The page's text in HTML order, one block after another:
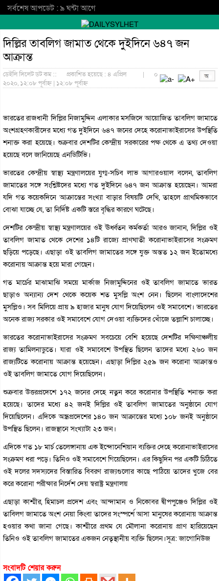
সর্বশেষ আপডেট : ৯ ঘন্টা আগে
দিল্লির তাবলিগ জামাত থেকে দুইদিনে ৬৪৭ জন
আক্রান্ত
ডেইলি সিলেট ডট কম ::
প্রকাশিত হয়েছে : ৪ এপ্রিল
২০২০, ১২:০৮ পূর্বাহ্ন | ১২:০৮ পূর্বাহ্ন
| ০
ভারতের রাজধানী দিল্লির নিজামুদ্দিন এলাকার মসজিদে আয়োজিত তাবলিগ জামাতে
অংশগ্রহণকারীদের মধ্যে গত দুইদিনে ৬৪৭ জনের দেহে করোনাভাইরাসের উপস্থিতি
শনাক্ত করা হয়েছে। শুক্রবার দেশটির কেন্দ্রীয় সরকারের পক্ষ থেকে এ তথ্য দেওয়া
হয়েছে বলে জানিয়েছে এনডিটিভি।
ভারতের কেন্দ্রীয় স্বাস্থ্য মন্ত্রণালয়ের যুগ্ম-সচিব লাভ আগারওয়াল বলেন, তাবলিগ
জামাতের সঙ্গে সংশ্লিষ্টদের মধ্যে গত দুইদিনে ৬৪৭ জন আক্রান্ত হয়েছেন। আমরা
যদি গত কয়েকদিনে আক্রান্তের সংখ্যা বাড়ার বিষয়টি দেখি, তাহলে প্রাথমিকভাবে
বোঝা যাচ্ছে যে, তা নির্দিষ্ট একটি স্তরে বৃদ্ধির কারণে ঘটেছে।
দেশটির কেন্দ্রীয় স্বাস্থ্য মন্ত্রণালয়ের ওই ঊর্ধ্বতন কর্মকর্তা আরও জানান, দিল্লির ওই
তাবলিগ জামাত থেকে দেশের ১৪টি রাজ্যে প্রাণঘাতী করোনাভাইরাসের সংক্রমণ
ছড়িয়ে পড়েছে। এছাড়া ওই তাবলিগ জামাতের সঙ্গে যুক্ত অন্তত ১২ জন ইতোমধ্যে
করোনায় আক্রান্ত হয়ে মারা গেছেন।
গত মার্চের মাঝামাঝি সময়ে মার্কাজ নিজামুদ্দিনের ওই তাবলিগ জামাতে ভারত
ছাড়াও অন্যান্য দেশ থেকে কয়েক শত মুসল্লি অংশ নেন। ছিলেন বাংলাদেশের
মুসল্লিও। সব মিলিয়ে প্রায় ৯ হাজার মানুষ যোগ দিয়েছিলেন ওই সমাবেশে। ভারতের
অনেক রাজ্য সরকার ওই সমাবেশে যোগ দেওয়া ব্যক্তিদের খোঁজে তল্লাশি চালাচ্ছে।
ভারতের করোনাভাইরাসের সংক্রমণ সবচেয়ে বেশি হয়েছে দেশটির দক্ষিণাঞ্চলীয়
রাজ্য তামিলনাডুতে। যারা ওই সমাবেশে উপস্থিত ছিলেন তাদের মধ্যে ২৬০ জন
রাজ্যটিতে করোনায় আক্রান্ত হয়েছেন। এছাড়া দিল্লির ২৫৯ জন করোনা আক্রান্তও
ওই তাবলিগ জামাতে যোগ দিয়েছিলেন।
শুক্রবার উত্তরপ্রদেশে ১৭২ জনের দেহে নতুন করে করোনার উপস্থিতি শনাক্ত করা
হয়েছে। তাদের মধ্যে ৪২ জনই দিল্লির ওই তাবলিগ জামাতের অনুষ্ঠানে যোগ
দিয়েছিলেন। এদিকে অন্ধ্রপ্রদেশের ১৪০ জন আক্রান্তের মধ্যে ১০৮ জনই অনুষ্ঠানে
উপস্থিত ছিলেন। রাজস্থানে সংখ্যাটা ২৩ জন।
এদিকে গত ১৮ মার্চ তেলেঙ্গানায় এক ইন্দোনেশিয়ান ব্যক্তির দেহে করোনাভাইরাসের
সংক্রমণ ধরা পড়ে। তিনিও ওই সমাবেশে গিয়েছিলেন। এর কিছুদিন পর একটি চিঠিতে
ওই দলের সদস্যদের বিস্তারিত বিবরণ রাজ্যগুলোর কাছে পাঠিয়ে তাদের খুজে বের
করে করোনা পরীক্ষার নির্দেশ দেয় স্বরাষ্ট্র মন্ত্রণালয়
এছাড়া কাশ্মীর, হিমাচল প্রদেশ এবং আন্দামান ও নিকোবর দ্বীপপুঞ্জেও দিল্লির ওই
তাবিলগ জামাতে অংশ নেয়া কিংবা তাদের সংস্পর্শে আসা মানুষের করোনায় আক্রান্ত
হওয়ার কথা জানা গেছে। কাশ্মীরে প্রথম যে মৌলানা করোনায় প্রাণ হারিয়েছেন
তিনিও ওই তাবলিগ জামাতের একজন নেতৃস্থানীয় ব্যক্তি ছিলেন।সূত্র: জাগোনিউজ
সংবাদটি শেয়ার করুন